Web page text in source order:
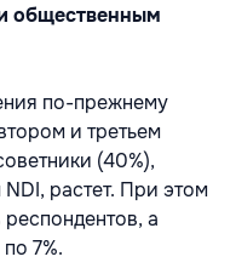
общественным
по-прежнему
и третьем
(40%),
растет. При этом
а
7%.